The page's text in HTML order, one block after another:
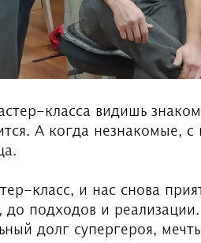
класса видишь
А когда незнакомые,
класс, и нас снова
до подходов и
долг супергероя,